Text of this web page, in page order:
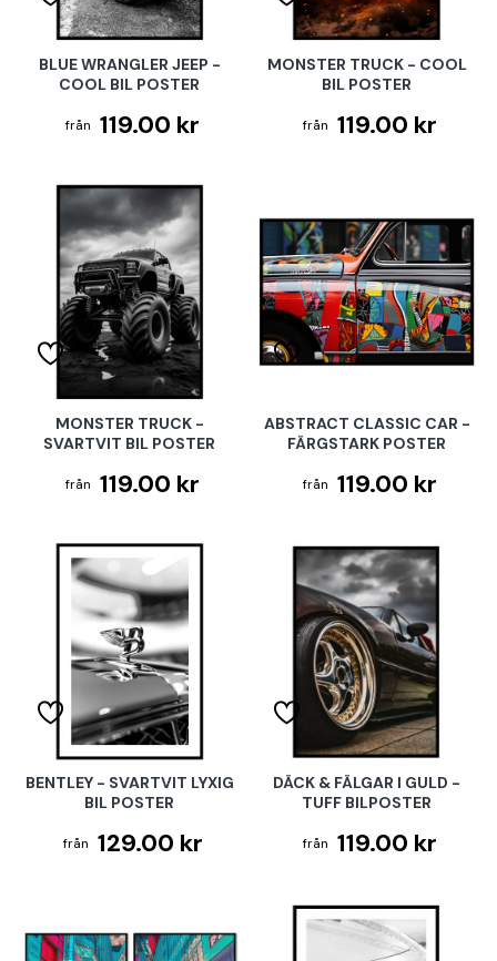
BLUE WRANGLER JEEP -
COOL BIL POSTER
119.00 kr
MONSTER TRUCK - COOL
BIL POSTER
119.00 kr
MONSTER TRUCK -
SVARTVIT BIL POSTER
119.00 kr
ABSTRACT CLASSIC CAR -
FÄRGSTARK POSTER
119.00 kr
BENTLEY - SVARTVIT LYXIG
BIL POSTER
129.00 kr
DÄCK & FÄLGAR I GULD -
TUFF BILPOSTER
119.00 kr